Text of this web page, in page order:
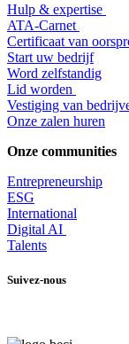
Hulp & expertise
​ATA-Carnet
Certificaat van
Start uw bedrijf
Word zelfstandig
Lid worden
​Vestiging van
Onze zalen huren
Onze communities
Entrepreneurship
ESG
International
Digital AI
Talents
Suivez-nous